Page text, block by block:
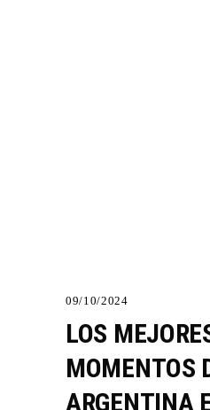
09/10/2024
LOS
MOMENTOS
ARGENTINA